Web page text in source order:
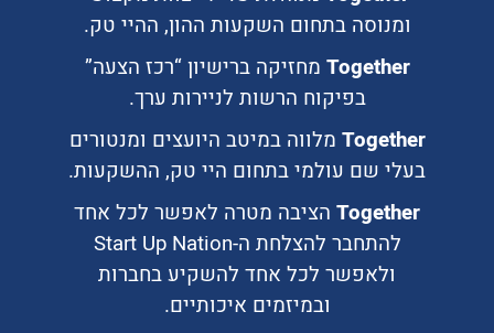
ומנוסה בתחום השקעות ההון, ההיי טק.
Together מחזיקה ברישיון “רכז הצעה”
בפיקוח הרשות לניירות ערך.
Together מלווה במיטב היועצים ומנטורים
בעלי שם עולמי בתחום היי טק, ההשקעות.
Together הציבה מטרה לאפשר לכל אחד
להתחבר להצלחת ה-Start Up Nation
ולאפשר לכל אחד להשקיע בחברות
ובמיזמים איכותיים.